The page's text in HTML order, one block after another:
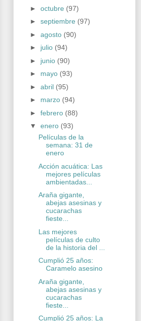
► octubre (97)
► septiembre (97)
► agosto (90)
► julio (94)
► junio (90)
► mayo (93)
► abril (95)
► marzo (94)
► febrero (88)
▼ enero (93)
Películas de la
semana: 31 de
enero
Acción acuática: Las
mejores películas
ambientadas...
Araña gigante,
abejas asesinas y
cucarachas
fieste...
Las mejores
películas de culto
de la historia del ...
Cumplió 25 años:
Caramelo asesino
Araña gigante,
abejas asesinas y
cucarachas
fieste...
Cumplió 25 años: La